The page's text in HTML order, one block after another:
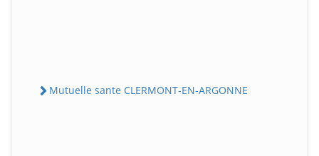
Mutuelle sante CLERMONT-EN-ARGONNE